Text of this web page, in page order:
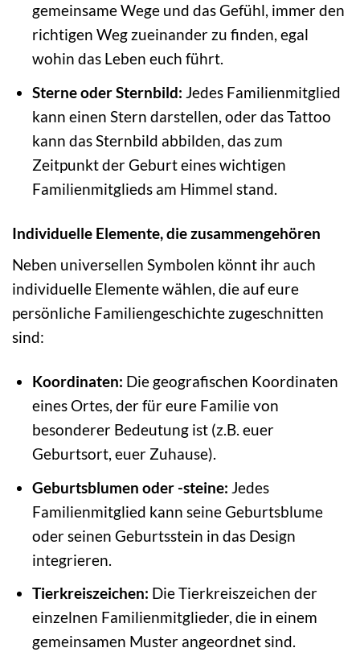
gemeinsame Wege und das Gefühl, immer den
richtigen Weg zueinander zu finden, egal
wohin das Leben euch führt.
Sterne oder Sternbild: Jedes Familienmitglied
kann einen Stern darstellen, oder das Tattoo
kann das Sternbild abbilden, das zum
Zeitpunkt der Geburt eines wichtigen
Familienmitglieds am Himmel stand.
Individuelle Elemente, die zusammengehören
Neben universellen Symbolen könnt ihr auch
individuelle Elemente wählen, die auf eure
persönliche Familiengeschichte zugeschnitten
sind:
Koordinaten: Die geografischen Koordinaten
eines Ortes, der für eure Familie von
besonderer Bedeutung ist (z.B. euer
Geburtsort, euer Zuhause).
Geburtsblumen oder -steine: Jedes
Familienmitglied kann seine Geburtsblume
oder seinen Geburtsstein in das Design
integrieren.
Tierkreiszeichen: Die Tierkreiszeichen der
einzelnen Familienmitglieder, die in einem
gemeinsamen Muster angeordnet sind.